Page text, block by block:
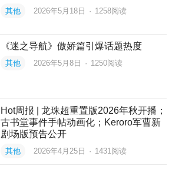
其他 2026年5月18日 · 1258阅读
《迷之导航》傲娇篇引爆话题热度
其他 2026年5月8日 · 1250阅读
Hot周报 | 龙珠超重置版2026年秋开播；
古书堂事件手帖动画化；Keroro军曹新
剧场版预告公开
其他 2026年4月25日 · 1431 阅读